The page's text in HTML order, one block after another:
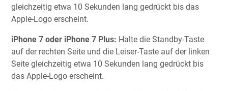
gleichzeitig etwa 10 Sekunden lang gedrückt bis das
Apple-Logo erscheint.
iPhone 7 oder iPhone 7 Plus: Halte die Standby-Taste
auf der rechten Seite und die Leiser-Taste auf der linken
Seite gleichzeitig etwa 10 Sekunden lang gedrückt bis
das Apple-Logo erscheint.